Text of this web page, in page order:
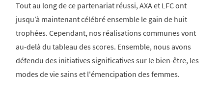
Tout au long de ce partenariat réussi, AXA et LFC ont
jusqu’à maintenant célébré ensemble le gain de huit
trophées. Cependant, nos réalisations communes vont
au-delà du tableau des scores. Ensemble, nous avons
défendu des initiatives significatives sur le bien-être, les
modes de vie sains et l'émencipation des femmes.